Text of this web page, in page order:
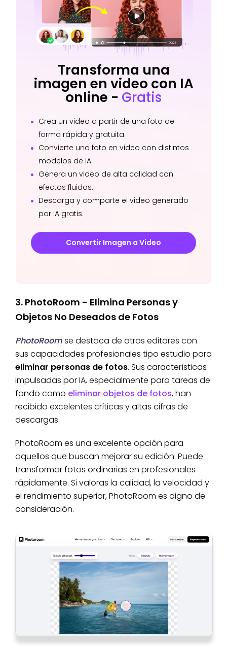
Transforma una
imagen en video con IA
online - Gratis
Crea un video a partir de una foto de
forma rápida y gratuita.
Convierte una foto en video con distintos
modelos de IA.
Genera un video de alta calidad con
efectos fluidos.
Descarga y comparte el video generado
por IA gratis.
Convertir Imagen a Video
3. PhotoRoom - Elimina Personas y
Objetos No Deseados de Fotos
PhotoRoomse destaca de otros editores con
sus capacidades profesionales tipo estudio para
eliminar personas de fotos. Sus características
impulsadas por IA, especialmente para tareas de
fondo como eliminar objetos de fotos, han
recibido excelentes críticas y altas cifras de
descargas.
PhotoRoom es una excelente opción para
aquellos que buscan mejorar su edición. Puede
transformar fotos ordinarias en profesionales
rápidamente. Si valoras la calidad, la velocidad y
el rendimiento superior, PhotoRoom es digno de
consideración.